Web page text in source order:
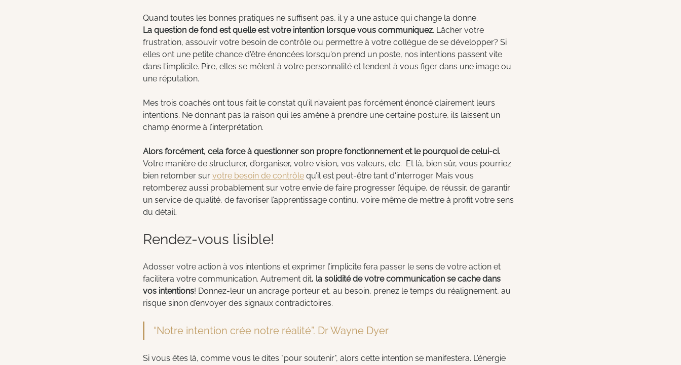
Quand toutes les bonnes pratiques ne suffisent pas, il y a une astuce qui change la donne.
La question de fond est quelle est votre intention lorsque vous communiquez. Lâcher votre
frustration, assouvir votre besoin de contrôle ou permettre à votre collègue de se développer? Si
elles ont une petite chance d'être énoncées lorsqu'on prend un poste, nos intentions passent vite
dans l'implicite. Pire, elles se mêlent à votre personnalité et tendent à vous figer dans une image ou
une réputation.
Mes trois coachés ont tous fait le constat qu’il n’avaient pas forcément énoncé clairement leurs
intentions. Ne donnant pas la raison qui les amène à prendre une certaine posture, ils laissent un
champ énorme à l’interprétation.
Alors forcément, cela force à questionner son propre fonctionnement et le pourquoi de celui-ci.
Votre manière de structurer, d’organiser, votre vision, vos valeurs, etc.  Et là, bien sûr, vous pourriez
bien retomber sur votre besoin de contrôle qu’il est peut-être tant d'interroger. Mais vous
retomberez aussi probablement sur votre envie de faire progresser l’équipe, de réussir, de garantir
un service de qualité, de favoriser l’apprentissage continu, voire même de mettre à profit votre sens
du détail.
Rendez-vous lisible!
Adosser votre action à vos intentions et exprimer l’implicite fera passer le sens de votre action et
facilitera votre communication. Autrement dit, la solidité de votre communication se cache dans
vos intentions! Donnez-leur un ancrage porteur et, au besoin, prenez le temps du réalignement, au
risque sinon d’envoyer des signaux contradictoires.
“Notre intention crée notre réalité”. Dr Wayne Dyer
Si vous êtes là, comme vous le dites "pour soutenir", alors cette intention se manifestera. L'énergie